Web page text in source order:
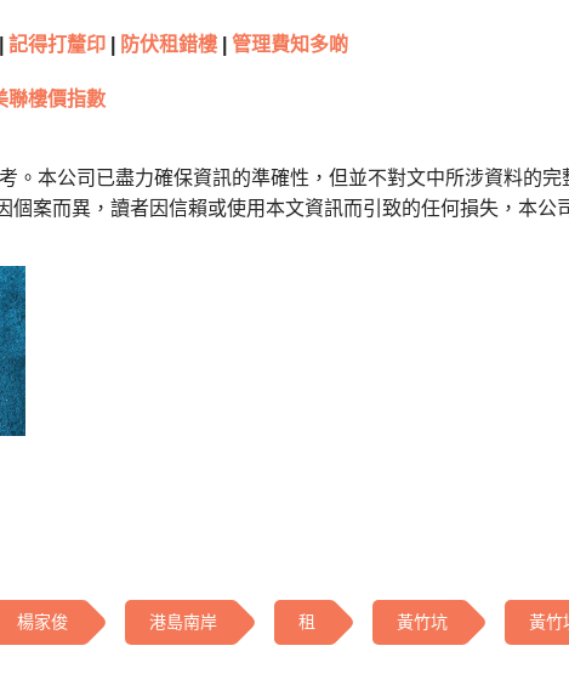
記得打釐印 防伏租錯樓 管理費知多啲
聯樓價指數
。本公司已盡力確保資訊的準確性，但並不對文中所涉資料的
個案而異，讀者因信賴或使用本文資訊而引致的任何損失，本公
楊家俊 港島南岸 租 黃竹坑 黃竹